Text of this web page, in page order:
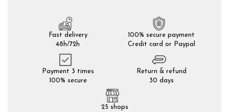
Fast delivery
48h/72h
100% secure payment
Credit card or Paypal
Payment 3 times
100% secure
Return & refund
30 days
25 shops